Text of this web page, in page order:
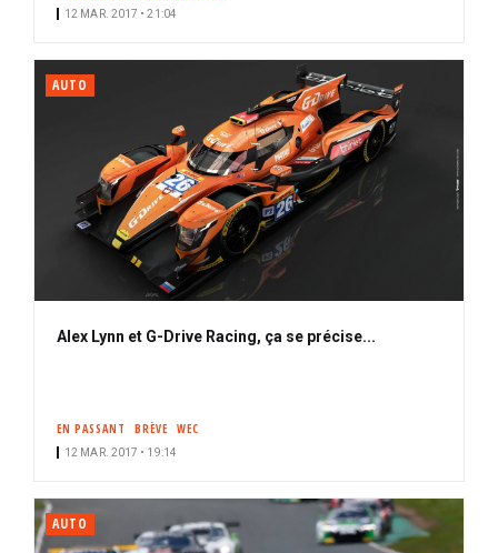
12 MAR. 2017 • 21:04
AUTO
Alex Lynn et G-Drive Racing, ça se précise...
EN PASSANT BRÈVE WEC
12 MAR. 2017 • 19:14
AUTO